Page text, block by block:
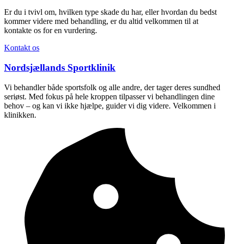
Er du i tvivl om, hvilken type skade du har, eller hvordan du bedst
kommer videre med behandling, er du altid velkommen til at
kontakte os for en vurdering.
Kontakt os
Nordsjællands Sportklinik
Vi behandler både sportsfolk og alle andre, der tager deres sundhed
seriøst. Med fokus på hele kroppen tilpasser vi behandlingen dine
behov – og kan vi ikke hjælpe, guider vi dig videre. Velkommen i
klinikken.